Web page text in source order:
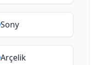
Sony
Arçelik